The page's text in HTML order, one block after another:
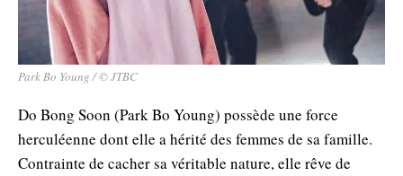
Park Bo Young / © JTBC
Do Bong Soon (Park Bo Young) possède une force
herculéenne dont elle a hérité des femmes de sa famille.
Contrainte de cacher sa véritable nature, elle rêve de